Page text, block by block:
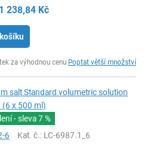
1 238,84 Kč
za výhodnou cenu Poptat větší množství
salt Standard volumetric solution
x 500 ml)
- sleva7 %
6 Kat. č.: LC-6987.1_6